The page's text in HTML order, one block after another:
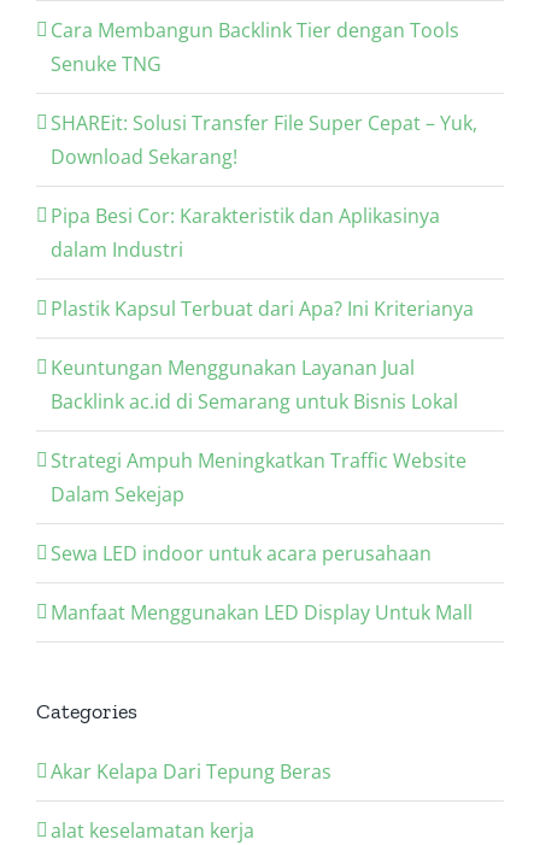
Cara Membangun Backlink Tier dengan Tools
Senuke TNG
SHAREit: Solusi Transfer File Super Cepat – Yuk,
Download Sekarang!
Pipa Besi Cor: Karakteristik dan Aplikasinya
dalam Industri
Plastik Kapsul Terbuat dari Apa? Ini Kriterianya
Keuntungan Menggunakan Layanan Jual
Backlink ac.id di Semarang untuk Bisnis Lokal
Strategi Ampuh Meningkatkan Traffic Website
Dalam Sekejap
Sewa LED indoor untuk acara perusahaan
Manfaat Menggunakan LED Display Untuk Mall
Categories
Akar Kelapa Dari Tepung Beras
alat keselamatan kerja